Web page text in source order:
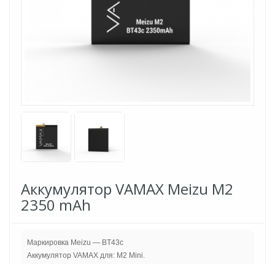
Аккумулятор VAMAX Meizu M2
2350 mAh
Маркировка Meizu — BT43c
Аккумулятор VAMAX для: M2 Mini.